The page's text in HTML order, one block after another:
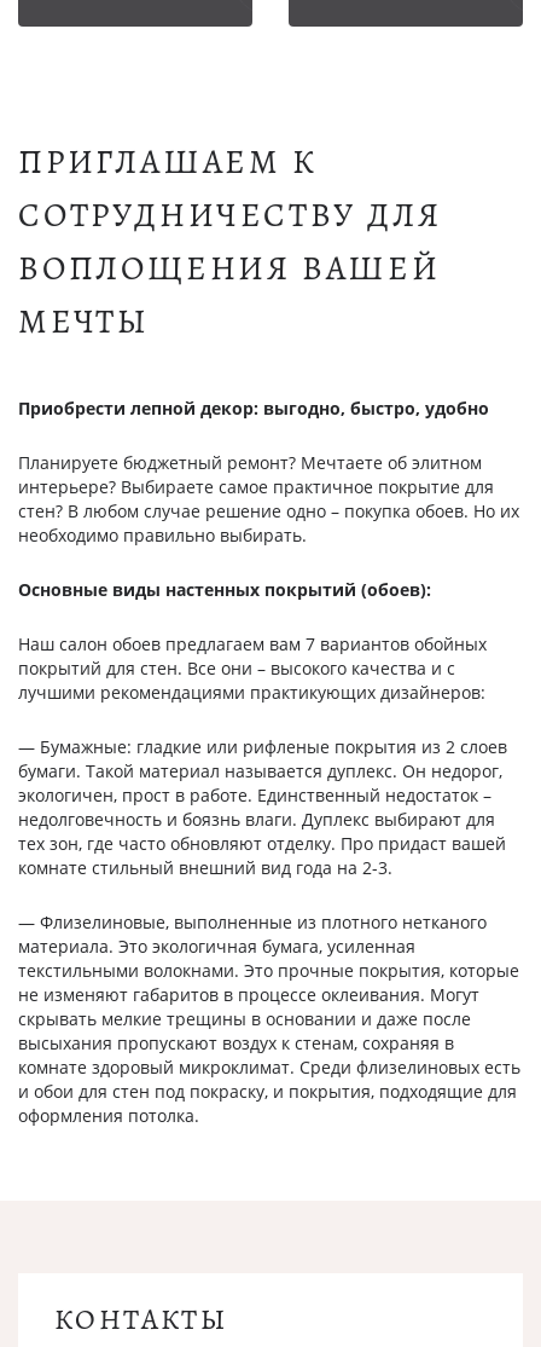
ПРИГЛАШАЕМ К
СОТРУДНИЧЕСТВУ ДЛЯ
ВОПЛОЩЕНИЯ ВАШЕЙ
МЕЧТЫ
Приобрести лепной декор: выгодно, быстро, удобно
Планируете бюджетный ремонт? Мечтаете об элитном
интерьере? Выбираете самое практичное покрытие для
стен? В любом случае решение одно – покупка обоев. Но их
необходимо правильно выбирать.
Основные виды настенных покрытий (обоев):
Наш салон обоев предлагаем вам 7 вариантов обойных
покрытий для стен. Все они – высокого качества и с
лучшими рекомендациями практикующих дизайнеров:
— Бумажные: гладкие или рифленые покрытия из 2 слоев
бумаги. Такой материал называется дуплекс. Он недорог,
экологичен, прост в работе. Единственный недостаток –
недолговечность и боязнь влаги. Дуплекс выбирают для
тех зон, где часто обновляют отделку. Про придаст вашей
комнате стильный внешний вид года на 2-3.
— Флизелиновые, выполненные из плотного нетканого
материала. Это экологичная бумага, усиленная
текстильными волокнами. Это прочные покрытия, которые
не изменяют габаритов в процессе оклеивания. Могут
скрывать мелкие трещины в основании и даже после
высыхания пропускают воздух к стенам, сохраняя в
комнате здоровый микроклимат. Среди флизелиновых есть
и обои для стен под покраску, и покрытия, подходящие для
оформления потолка.
КОНТАКТЫ